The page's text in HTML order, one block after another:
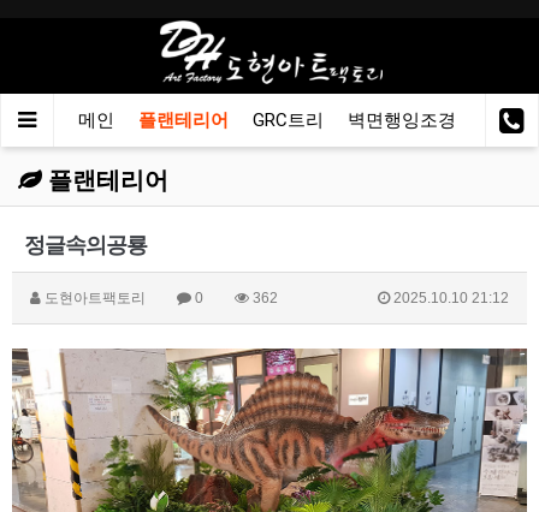
메인 플랜테리어 GRC트리 벽면행잉조경 이동
플랜테리어
정글속의공룡
도현아트팩토리 0 362 2025.10.10 21:12